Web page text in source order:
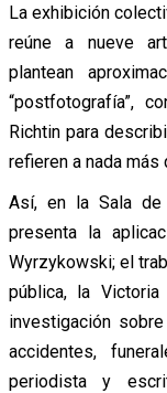
La exhibición
reúne a nueve
plantean
“postfotografía”,
Richtin para
refieren a nada más
Así, en la Sala de
presenta la
Wyrzykowski; el
pública, la
investigación
accidentes,
periodista y